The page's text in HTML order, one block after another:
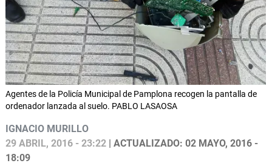
Agentes de la Policía Municipal de Pamplona recogen la pantalla de
ordenador lanzada al suelo. PABLO LASAOSA
IGNACIO MURILLO
29 ABRIL, 2016 - 23:22 | ACTUALIZADO: 02 MAYO, 2016 -
18:09